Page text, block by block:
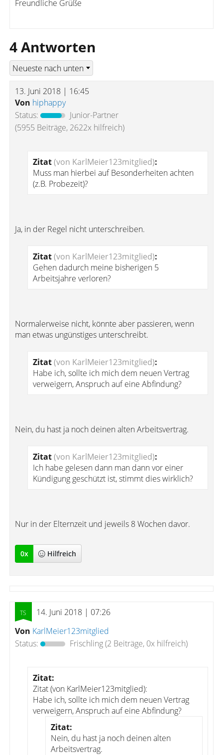
Freundliche Grüße
4 Antworten
13. Juni 2018 | 16:45
Von hiphappy
Status:
Junior-Partner
(5955 Beiträge, 2622x hilfreich)
Zitat(von KarlMeier123mitglied):
Muss man hierbei auf Besonderheiten achten
(z.B. Probezeit)?
Ja, in der Regel nicht unterschreiben.
Zitat(von KarlMeier123mitglied):
Gehen dadurch meine bisherigen 5
Arbeitsjahre verloren?
Normalerweise nicht, könnte aber passieren, wenn
man etwas ungünstiges unterschreibt.
Zitat(von KarlMeier123mitglied):
Habe ich, sollte ich mich dem neuen Vertrag
verweigern, Anspruch auf eine Abfindung?
Nein, du hast ja noch deinen alten Arbeitsvertrag.
Zitat(von KarlMeier123mitglied):
Ich habe gelesen dann man dann vor einer
Kündigung geschützt ist, stimmt dies wirklich?
Nur in der Elternzeit und jeweils 8 Wochen davor.
0x Hilfreich
14. Juni 2018 | 07:26
Von KarlMeier123mitglied
Status:
Frischling(2 Beiträge, 0x hilfreich)
Zitat:
Zitat (von KarlMeier123mitglied):
Habe ich, sollte ich mich dem neuen Vertrag
verweigern, Anspruch auf eine Abfindung?
Zitat:
Nein, du hast ja noch deinen alten
Arbeitsvertrag.